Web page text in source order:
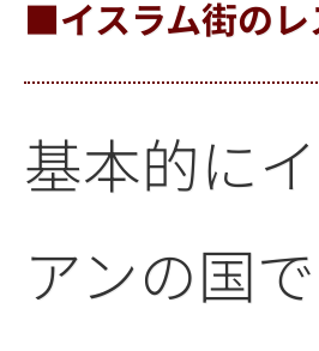
■イスラム街の
基本的に
アンの国